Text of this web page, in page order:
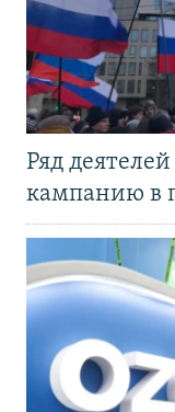
Ряд
кампанию в